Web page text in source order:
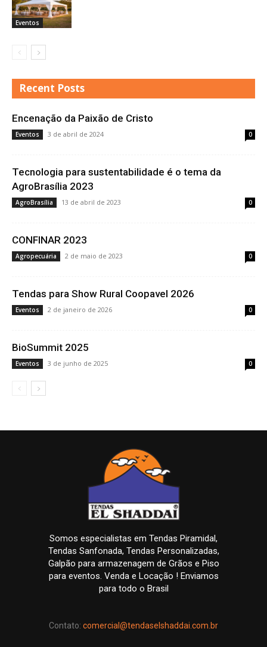
Eventos
Recent Posts
Encenação da Paixão de Cristo
Eventos 3 de abril de 2024 0
Tecnologia para sustentabilidade é o tema da
AgroBrasília 2023
AgroBrasília 13 de abril de 2023 0
CONFINAR 2023
Agropecuária 2 de maio de 2023 0
Tendas para Show Rural Coopavel 2026
Eventos 2 de janeiro de 2026 0
BioSummit 2025
Eventos 3 de junho de 2025 0
Somos especialistas em Tendas Piramidal,
Tendas Sanfonada, Tendas Personalizadas,
Galpão para armazenagem de Grãos e Piso
para eventos. Venda e Locação ! Enviamos
para todo o Brasil
Contato: comercial@tendaselshaddai.com.br